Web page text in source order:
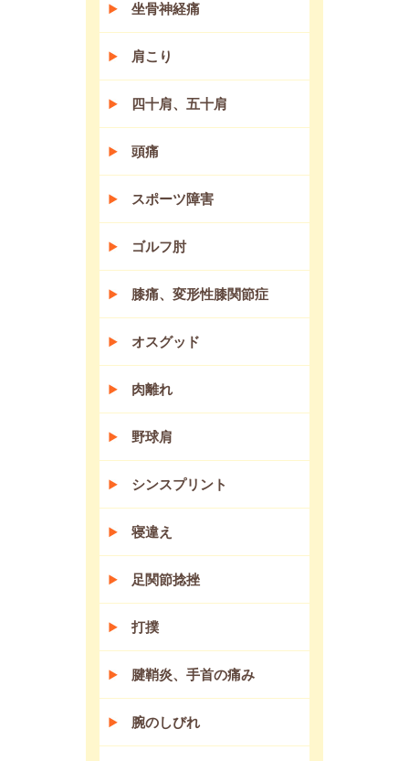
坐骨神経痛
肩こり
四十肩、五十肩
頭痛
スポーツ障害
ゴルフ肘
膝痛、変形性膝関節症
オスグッド
肉離れ
野球肩
シンスプリント
寝違え
足関節捻挫
打撲
腱鞘炎、手首の痛み
腕のしびれ